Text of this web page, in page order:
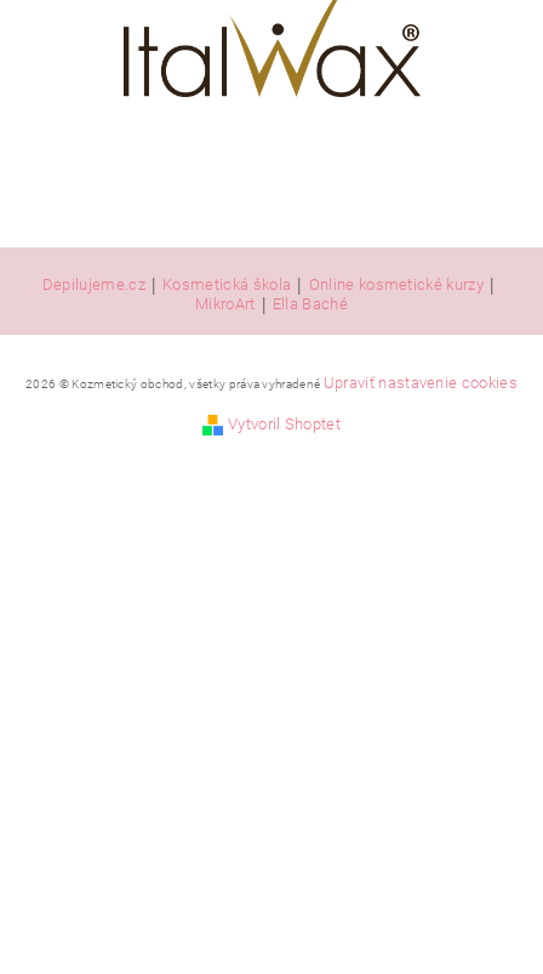
Depilujeme.cz Kosmetická škola Online kosmetické kurzy
MikroArt Ella Baché
2026 © Kozmetický obchod, všetky práva vyhradené Upraviť nastavenie cookies
Vytvoril Shoptet